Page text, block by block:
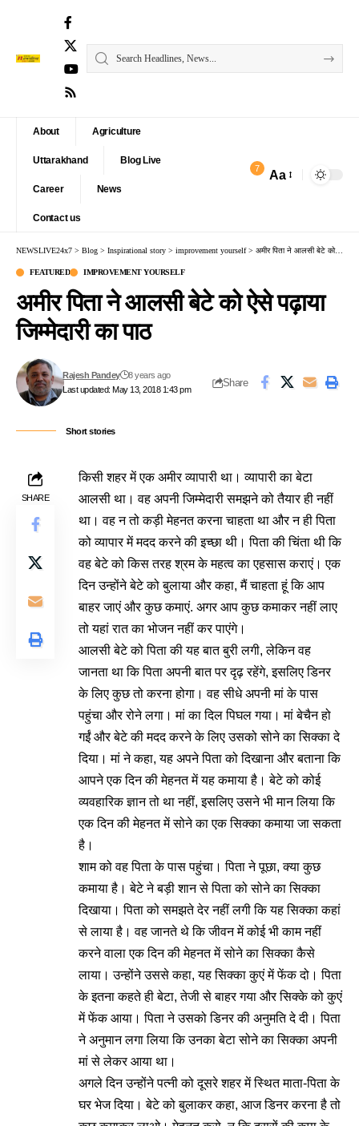
About Agriculture
Uttarakhand Blog Live
Career News
Contact us
7 Aa
NEWSLIVE24x7 > Blog > Inspirational story > improvement yourself> अमीर पिता ने आलसी बेटे को ऐसे पढ़ाया जिम्मेदारी का पाठ
FEATURED IMPROVEMENT YOURSELF
अमीर पिता ने आलसी बेटे को ऐसे पढ़ाया
जिम्मेदारी का पाठ
Last updated: May 13, 2018 1:43 pm
Rajesh Pandey 8 years ago
Share
Short stories
SHARE
किसी शहर में एक अमीर व्यापारी था। व्यापारी का बेटा
आलसी था। वह अपनी जिम्मेदारी समझने को तैयार ही नहीं
था। वह न तो कड़ी मेहनत करना चाहता था और न ही पिता
को व्यापार में मदद करने की इच्छा थी। पिता की चिंता थी कि
वह बेटे को किस तरह श्रम के महत्व का एहसास कराएं। एक
दिन उन्होंने बेटे को बुलाया और कहा, मैं चाहता हूं कि आप
बाहर जाएं और कुछ कमाएं. अगर आप कुछ कमाकर नहीं लाए
तो यहां रात का भोजन नहीं कर पाएंगे।
आलसी बेटे को पिता की यह बात बुरी लगी, लेकिन वह
जानता था कि पिता अपनी बात पर दृढ़ रहेंगे, इसलिए डिनर
के लिए कुछ तो करना होगा। वह सीधे अपनी मां के पास
पहुंचा और रोने लगा। मां का दिल पिघल गया। मां बेचैन हो
गईं और बेटे की मदद करने के लिए उसको सोने का सिक्का दे
दिया। मां ने कहा, यह अपने पिता को दिखाना और बताना कि
आपने एक दिन की मेहनत में यह कमाया है। बेटे को कोई
व्यवहारिक ज्ञान तो था नहीं, इसलिए उसने भी मान लिया कि
एक दिन की मेहनत में सोने का एक सिक्का कमाया जा सकता
है।
शाम को वह पिता के पास पहुंचा। पिता ने पूछा, क्या कुछ
कमाया है। बेटे ने बड़ी शान से पिता को सोने का सिक्का
दिखाया। पिता को समझते देर नहीं लगी कि यह सिक्का कहां
से लाया है। वह जानते थे कि जीवन में कोई भी काम नहीं
करने वाला एक दिन की मेहनत में सोने का सिक्का कैसे
लाया। उन्होंने उससे कहा, यह सिक्का कुएं में फेंक दो। पिता
के इतना कहते ही बेटा, तेजी से बाहर गया और सिक्के को कुएं
में फेंक आया। पिता ने उसको डिनर की अनुमति दे दी। पिता
ने अनुमान लगा लिया कि उनका बेटा सोने का सिक्का अपनी
मां से लेकर आया था।
अगले दिन उन्होंने पत्नी को दूसरे शहर में स्थित माता-पिता के
घर भेज दिया। बेटे को बुलाकर कहा, आज डिनर करना है तो